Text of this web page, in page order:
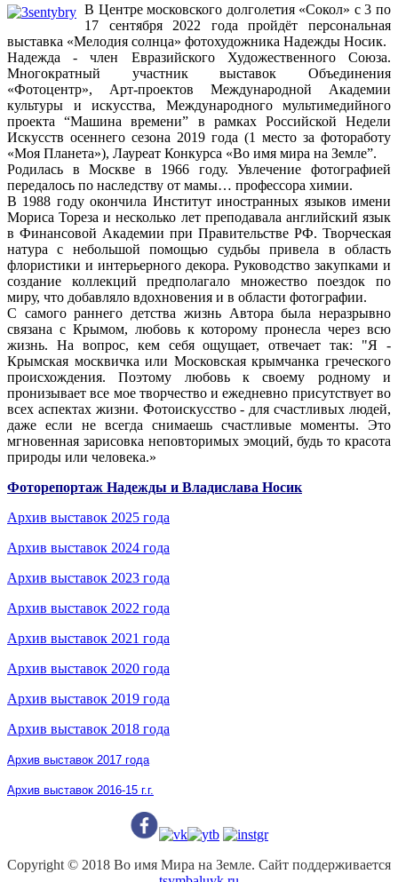
В Центре московского долголетия «Сокол» с 3 по
17 сентября 2022 года пройдёт персональная
выставка «Мелодия солнца» фотохудожника Надежды Носик.
Надежда - член Евразийского Художественного Союза.
Многократный участник выставок Объединения
«Фотоцентр», Арт-проектов Международной Академии
культуры и искусства, Международного мультимедийного
проекта “Машина времени” в рамках Российской Недели
Искусств осеннего сезона 2019 года (1 место за фотоработу
«Моя Планета»), Лауреат Конкурса «Во имя мира на Земле”.
Родилась в Москве в 1966 году. Увлечение фотографией
передалось по наследству от мамы… профессора химии.
В 1988 году окончила Институт иностранных языков имени
Мориса Тореза и несколько лет преподавала английский язык
в Финансовой Академии при Правительстве РФ. Творческая
натура с небольшой помощью судьбы привела в область
флористики и интерьерного декора. Руководство закупками и
создание коллекций предполагало множество поездок по
миру, что добавляло вдохновения и в области фотографии.
С самого раннего детства жизнь Автора была неразрывно
связана с Крымом, любовь к которому пронесла через всю
жизнь. На вопрос, кем себя ощущает, отвечает так: "Я -
Крымская москвичка или Московская крымчанка греческого
происхождения. Поэтому любовь к своему родному и
пронизывает все мое творчество и ежедневно присутствует во
всех аспектах жизни. Фотоискусство - для счастливых людей,
даже если не всегда снимаешь счастливые моменты. Это
мгновенная зарисовка неповторимых эмоций, будь то красота
природы или человека.»
Фоторепортаж Надежды и Владислава Носик
Архив выставок 2025 года
Архив выставок 2024 года
Архив выставок 2023 года
Архив выставок 2022 года
Архив выставок 2021 года
Архив выставок 2020 года
Архив выставок 2019 года
Архив выставок 2018 года
Архив выставок 2017 года
Архив выставок 2016-15 г.г.
Copyright © 2018 Во имя Мира на Земле. Сайт поддерживается